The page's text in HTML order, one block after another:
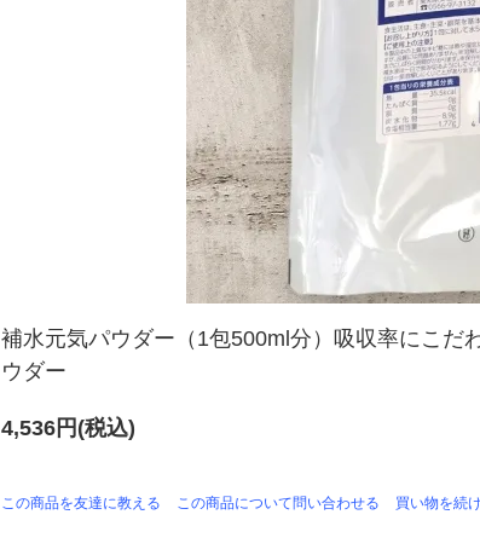
補水元気パウダー（1包500ml分）吸収率にこだ
ウダー
4,536円(税込)
この商品を友達に教える この商品について問い合わせる 買い物を続